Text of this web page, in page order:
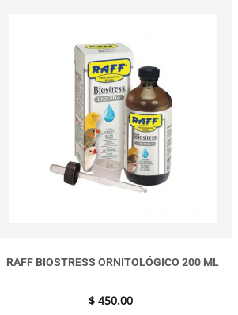
RAFF BIOSTRESS ORNITOLÓGICO 200 ML
$ 450.00